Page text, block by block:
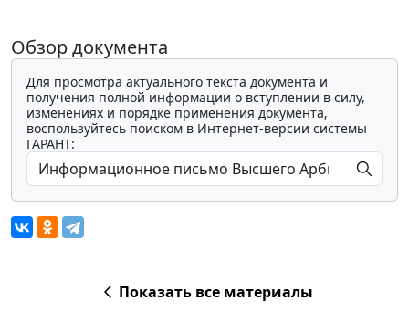
Обзор документа
Для просмотра актуального текста документа и
получения полной информации о вступлении в силу,
изменениях и порядке применения документа,
воспользуйтесь поиском в Интернет-версии системы
ГАРАНТ:
Показать все материалы